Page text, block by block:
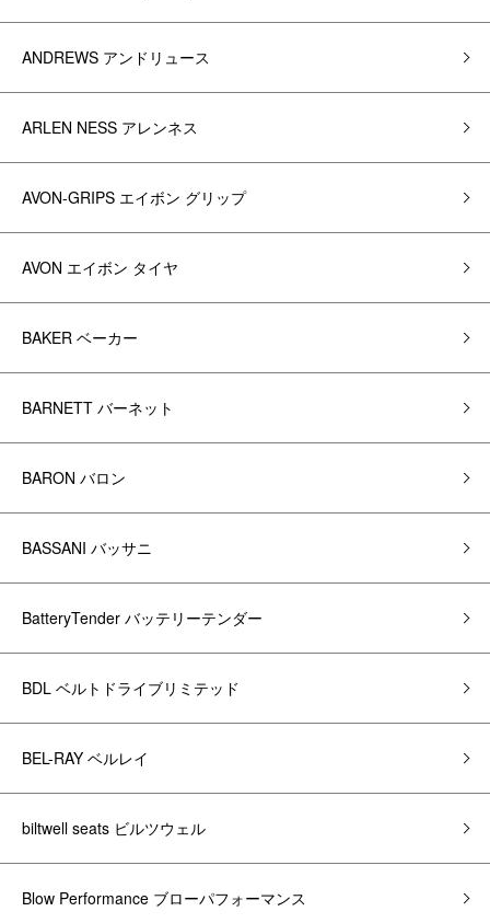
ANDREWS アンドリュース
ARLEN NESS アレンネス
AVON-GRIPS エイボン グリップ
AVON エイボン タイヤ
BAKER ベーカー
BARNETT バーネット
BARON バロン
BASSANI バッサニ
BatteryTender バッテリーテンダー
BDL ベルトドライブリミテッド
BEL-RAY ベルレイ
biltwell seats ビルツウェル
Blow Performance ブローパフォーマンス